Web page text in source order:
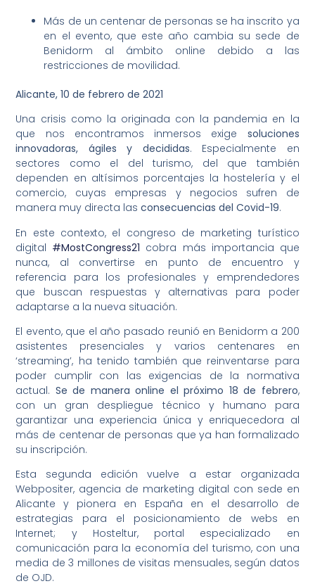
Más de un centenar de personas se ha inscrito ya
en el evento, que este año cambia su sede de
Benidorm al ámbito online debido a las
restricciones de movilidad.
Alicante, 10 de febrero de 2021
Una crisis como la originada con la pandemia en la
que nos encontramos inmersos exige soluciones
innovadoras, ágiles y decididas. Especialmente en
sectores como el del turismo, del que también
dependen en altísimos porcentajes la hostelería y el
comercio, cuyas empresas y negocios sufren de
manera muy directa lasconsecuencias del Covid-19.
En este contexto, el congreso de marketing turístico
digital #MostCongress21 cobra más importancia que
nunca, al convertirse en punto de encuentro y
referencia para los profesionales y emprendedores
que buscan respuestas y alternativas para poder
adaptarse a la nueva situación.
El evento, que el año pasado reunió en Benidorm a 200
asistentes presenciales y varios centenares en
‘streaming’, ha tenido también que reinventarse para
poder cumplir con las exigencias de la normativa
actual. Se de manera online el próximo 18 de febrero,
con un gran despliegue técnico y humano para
garantizar una experiencia única y enriquecedora al
más de centenar de personas que ya han formalizado
su inscripción.
Esta segunda edición vuelve a estar organizada
Webpositer, agencia de marketing digital con sede en
Alicante y pionera en España en el desarrollo de
estrategias para el posicionamiento de webs en
Internet; y Hosteltur, portal especializado en
comunicación para la economía del turismo, con una
media de 3 millones de visitas mensuales, según datos
de OJD.